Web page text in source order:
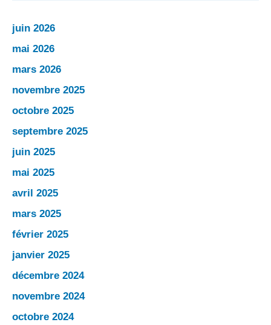
juin 2026
mai 2026
mars 2026
novembre 2025
octobre 2025
septembre 2025
juin 2025
mai 2025
avril 2025
mars 2025
février 2025
janvier 2025
décembre 2024
novembre 2024
octobre 2024